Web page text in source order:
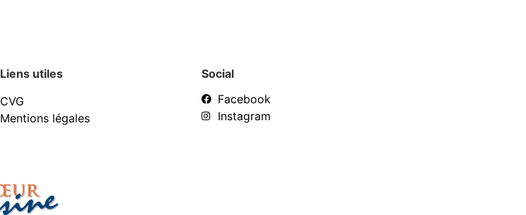
Liens utiles
CVG
Mentions légales
Social
Facebook
Instagram